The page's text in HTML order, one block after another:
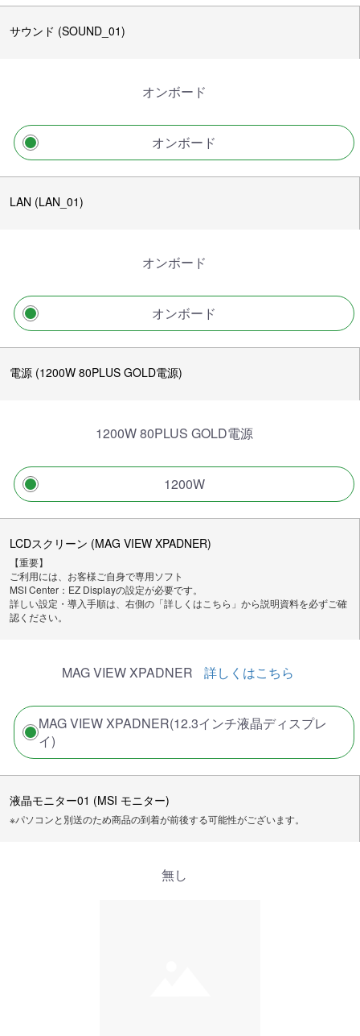
サウンド (SOUND_01)
オンボード
オンボード
LAN (LAN_01)
オンボード
オンボード
電源 (1200W 80PLUS GOLD電源)
1200W 80PLUS GOLD電源
1200W
LCDスクリーン (MAG VIEW XPADNER)
【重要】
ご利用には、お客様ご自身で専用ソフト
MSI Center：EZ Displayの設定が必要です。
詳しい設定・導入手順は、右側の「詳しくはこちら」から説明資料を必ずご確
認ください。
MAG VIEW XPADNER 詳しくはこちら
MAG VIEW XPADNER(12.3インチ液晶ディスプレ
イ)
液晶モニター01 (MSI モニター)
※パソコンと別送のため商品の到着が前後する可能性がございます。
無し